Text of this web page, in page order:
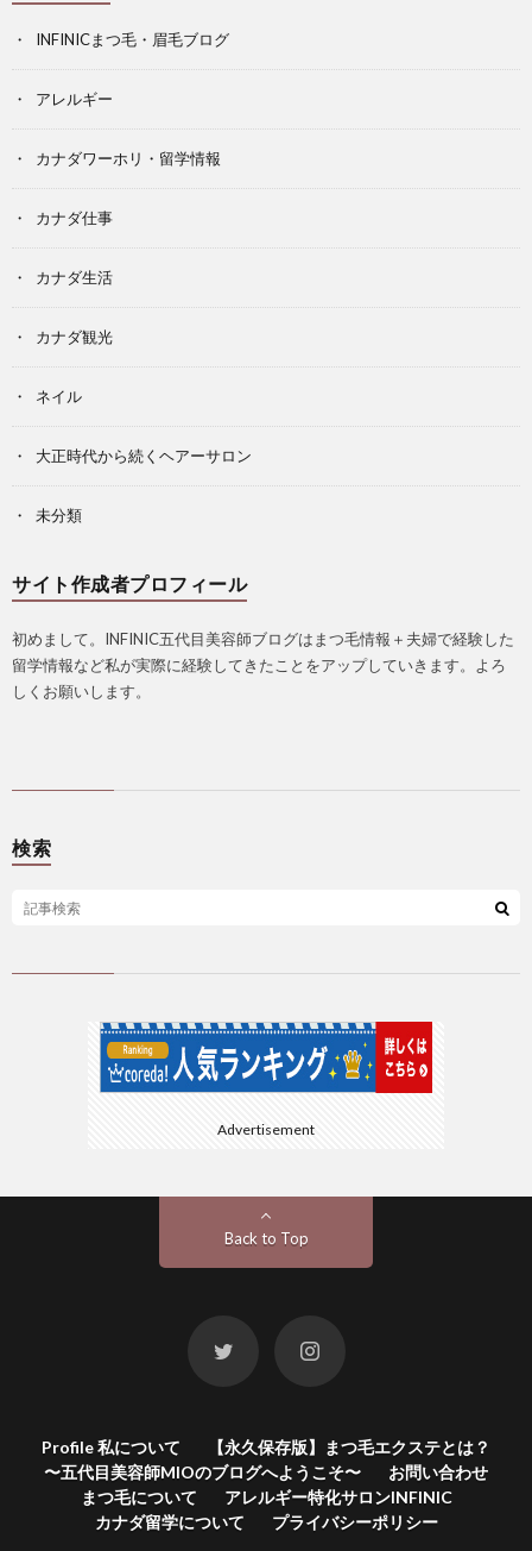
INFINICまつ毛・眉毛ブログ
アレルギー
カナダワーホリ・留学情報
カナダ仕事
カナダ生活
カナダ観光
ネイル
大正時代から続くヘアーサロン
未分類
サイト作成者プロフィール
初めまして。INFINIC五代目美容師ブログはまつ毛情報＋夫婦で経験した
留学情報など私が実際に経験してきたことをアップしていきます。よろ
しくお願いします。
検索
Advertisement
Back to Top
Profile 私について
【永久保存版】まつ毛エクステとは？
〜五代目美容師MIOのブログへようこそ〜
お問い合わせ
まつ毛について
アレルギー特化サロンINFINIC
カナダ留学について
プライバシーポリシー